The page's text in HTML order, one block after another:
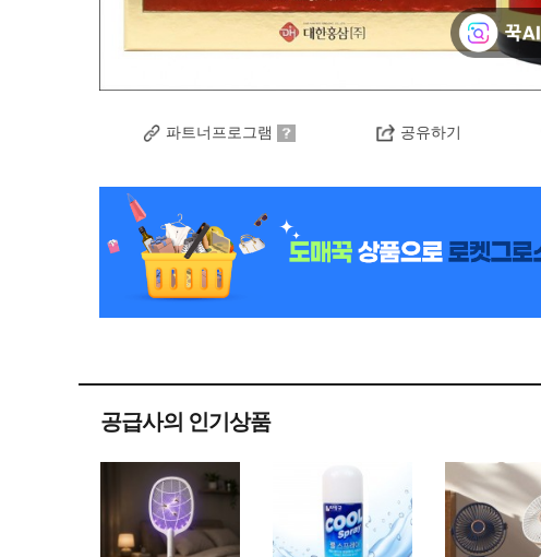
파트너프로그램 공유하기
공급사의 인기상품